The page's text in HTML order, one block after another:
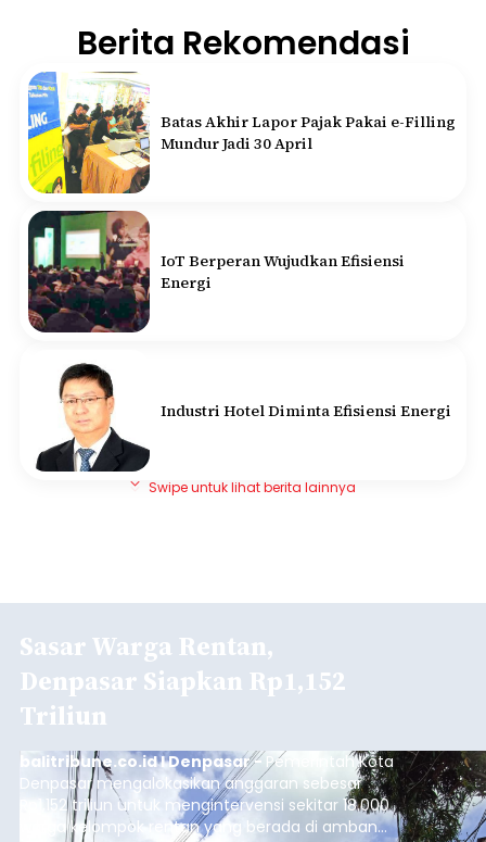
Berita Rekomendasi
Batas Akhir Lapor Pajak Pakai e-Filling
Mundur Jadi 30 April
IoT Berperan Wujudkan Efisiensi
Energi
Industri Hotel Diminta Efisiensi Energi
Swipe untuk lihat berita lainnya
Sasar Warga Rentan,
Denpasar Siapkan Rp1,152
Triliun
balitribune.co.id I Denpasar - Pemerintah Kota
Denpasar mengalokasikan anggaran sebesar
Rp1,152 triliun untuk mengintervensi sekitar 18.000
warga kelompok rentan yang berada di ambang